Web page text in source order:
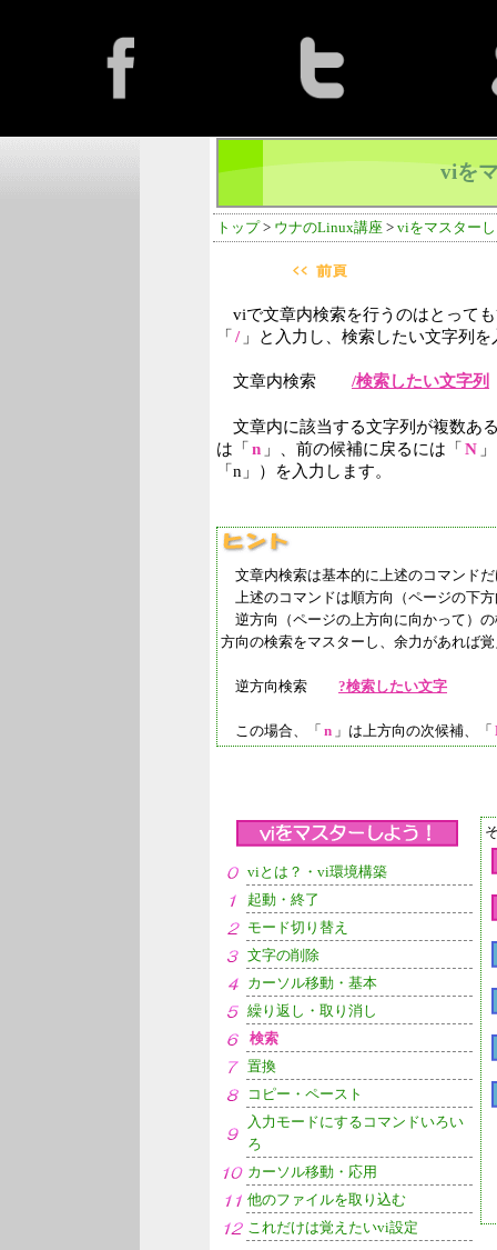
viを
トップ> ウナのLinux講座 > viをマスター
viで文章内検索を行うのはとって
「/ 」と入力し、検索したい文字列
文章内検索 /検索したい文字列
文章内に該当する文字列が複数あ
は「n 」、前の候補に戻るには「N
「n」）を入力します。
文章内検索は基本的に上述のコマンド
上述のコマンドは順方向（ページの下
逆方向（ページの上方向に向かって）
方向の検索をマスターし、余力があれば
逆方向検索 ?検索したい文字
この場合、「 n 」は上方向の次候補、「
viとは？・vi環境構築
起動・終了
モード切り替え
文字の削除
カーソル移動・基本
繰り返し・取り消し
検索
置換
コピー・ペースト
入力モードにするコマンドいろい
ろ
カーソル移動・応用
他のファイルを取り込む
これだけは覚えたいvi設定